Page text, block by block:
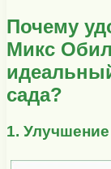
Почему
Микс
сада?
1.